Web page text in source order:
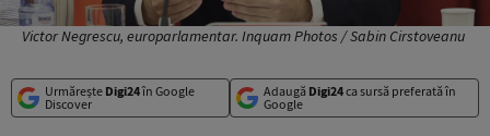
Victor Negrescu, europarlamentar. Inquam Photos / Sabin Cirstoveanu
Urmărește Digi24în Google
Discover
Adaugă Digi24ca sursă preferată în
Google